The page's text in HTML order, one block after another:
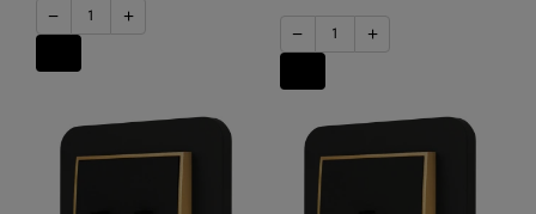
− +
− +